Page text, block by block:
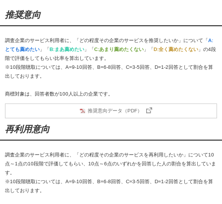
推奨意向
調査企業のサービス利用者に、「どの程度その企業のサービスを推奨したいか」について「A:
とても薦めたい 」「B:まあ薦めたい 」「C:あまり薦めたくない 」「D:全く薦めたくない 」の4段
階で評価をしてもらい比率を算出しています。
※10段階聴取については、A=9-10回答、B=6-8回答、C=3-5回答、D=1-2回答として割合を算
出しております。
商標対象は、回答者数が100人以上の企業です。
推奨意向データ（PDF）
再利用意向
調査企業のサービス利用者に、「どの程度その企業のサービスを再利用したいか」について10
点～1点の10段階で評価してもらい、10点～6点のいずれかを回答した人の割合を算出していま
す。
※10段階聴取については、A=9-10回答、B=6-8回答、C=3-5回答、D=1-2回答として割合を算
出しております。